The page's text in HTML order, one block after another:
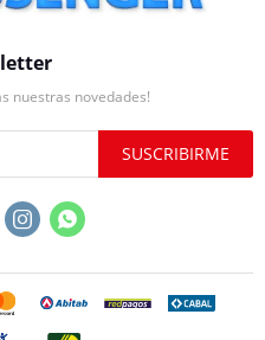
nuestras novedades!
SUSCRIBIRME
 